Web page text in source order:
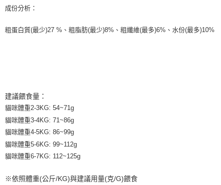
成份分析：
粗蛋白質(最少)27 %、粗脂肪(最少)8%、粗纖維(最多)6%、水份(最多)10%
建議餵食量：
貓咪體重2-3KG: 54~71g
貓咪體重3-4KG: 71~86g
貓咪體重4-5KG: 86~99g
貓咪體重5-6KG: 99~112g
貓咪體重6-7KG: 112~125g
※依照體重(公斤/KG)與建議用量(克/G)餵食